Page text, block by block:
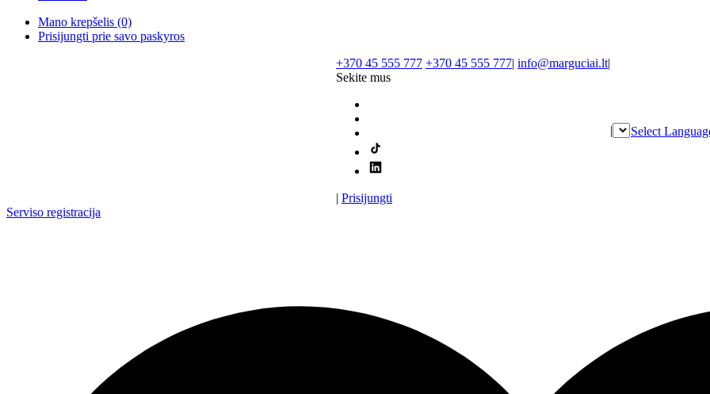
Mano krepšelis (0)
Prisijungti prie savo paskyros
+370 45 555 777 +370 45 555 777| info@marguciai.lt|
Sekite mus
| Prisijungti
| Select
Serviso registracija